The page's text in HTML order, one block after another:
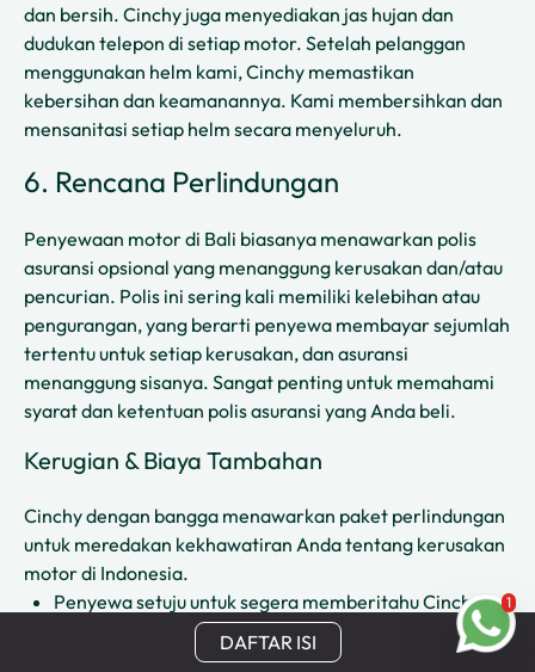
DAFTAR ISI
dan bersih. Cinchy juga menyediakan jas hujan dan
dudukan telepon di setiap motor. Setelah pelanggan
menggunakan helm kami, Cinchy memastikan
kebersihan dan keamanannya. Kami membersihkan dan
mensanitasi setiap helm secara menyeluruh.
6. Rencana Perlindungan
Penyewaan motor di Bali biasanya menawarkan polis
asuransi opsional yang menanggung kerusakan dan/atau
pencurian. Polis ini sering kali memiliki kelebihan atau
pengurangan, yang berarti penyewa membayar sejumlah
tertentu untuk setiap kerusakan, dan asuransi
menanggung sisanya. Sangat penting untuk memahami
syarat dan ketentuan polis asuransi yang Anda beli.
Kerugian & Biaya Tambahan
Cinchy dengan bangga menawarkan paket perlindungan
untuk meredakan kekhawatiran Anda tentang kerusakan
motor di Indonesia.
Penyewa setuju untuk segera memberitahu Cinchy
tentang kecelakaan apa pun
Penyewa setuju untuk mengembalikan kendaraan
1